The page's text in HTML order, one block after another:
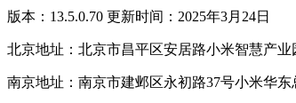
版本：13.5.0.70 更新时间：2025年3月24日
北京地址：北京市昌平区安居路小米智慧产业
南京地址：南京市建邺区永初路37号小米华东